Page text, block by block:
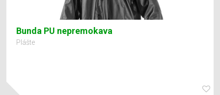
Bunda PU nepremokava
Plášte